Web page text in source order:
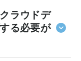
スです。 デー
広いユースケー
セスできるよ
ラウドデ
る必要が